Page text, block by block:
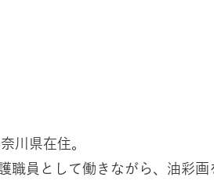
川県在住。
職員として働きながら、油彩画